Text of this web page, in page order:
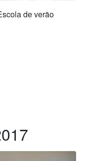
de verão